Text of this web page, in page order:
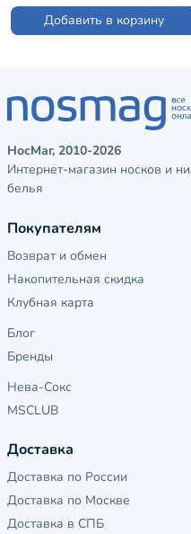
Добавить в корзину
НосМаг, 2010-2026
Интернет-магазин носков и
белья
Покупателям
Возврат и обмен
Накопительная скидка
Клубная карта
Блог
Бренды
Нева-Сокс
MSCLUB
Доставка
Доставка по России
Доставка по Москве
Доставка в СПБ